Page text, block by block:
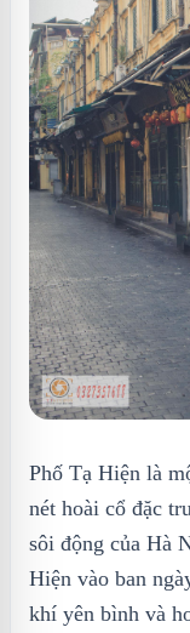
Phố Tạ Hiện là
nét hoài cổ đặc
sôi động của Hà
Hiện vào ban
khí yên bình và